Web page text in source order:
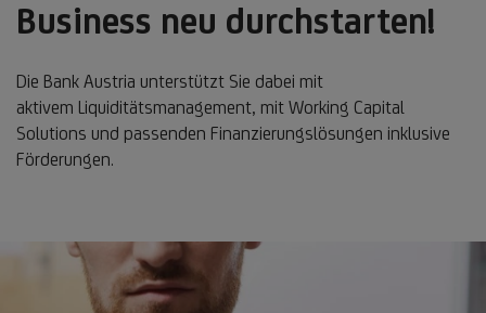
Business neu durchstarten!
Die Bank Austria unterstützt Sie dabei mit
aktivem Liquiditätsmanagement, mit Working Capital
Solutions und passenden Finanzierungslösungen inklusive
Förderungen.